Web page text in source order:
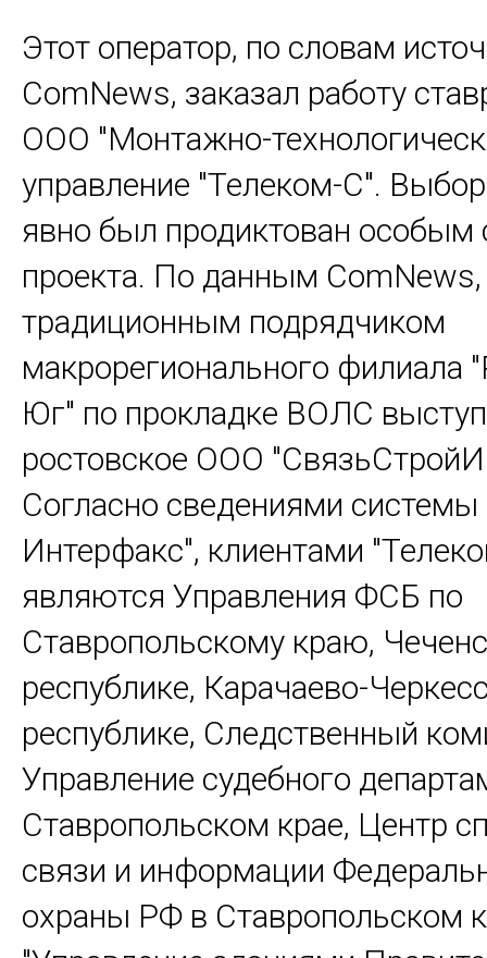
Этот оператор, по словам
ComNews, заказал работу
ООО "Монтажно-
управление "Телеком-С".
явно был продиктован особым
проекта. По данным ComNews,
традиционным подрядчиком
макрорегионального филиала
Юг" по прокладке ВОЛС
ростовское ООО
Согласно сведениями
Интерфакс", клиентами
являются Управления ФСБ по
Ставропольскому краю,
республике, Карачаево-
республике, Следственный
Управление судебного
Ставропольском крае, Центр
связи и информации
охраны РФ в Ставропольском